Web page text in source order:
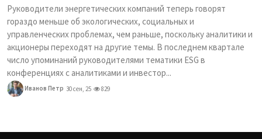
Руководители энергетических компаний теперь говорят
гораздо меньше об экологических, социальных и
управленческих проблемах, чем раньше, поскольку аналитики и
акционеры переходят на другие темы. В последнем квартале
число упоминаний руководителями тематики ESG в
конференциях с аналитиками и инвестор...
Иванов Петр 30 сен, 25 829